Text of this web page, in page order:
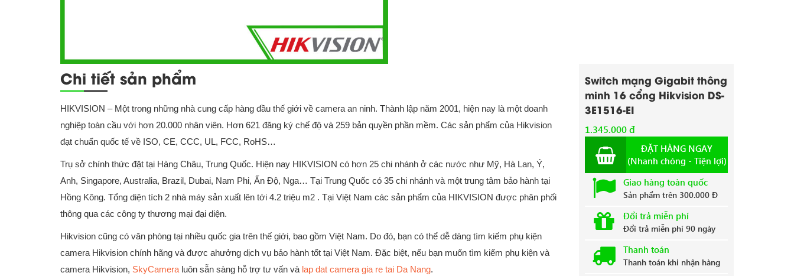
Chi tiết sản phẩm
HIKVISION – Một trong những nhà cung cấp hàng đầu thế giới về camera an ninh. Thành lập năm 2001, hiện nay là một doanh
nghiệp toàn cầu với hơn 20.000 nhân viên. Hơn 621 đăng ký chế độ và 259 bản quyền phần mềm. Các sản phẩm của Hikvision
đạt chuẩn quốc tế về ISO, CE, CCC, UL, FCC, RoHS…
Trụ sở chính thức đặt tại Hàng Châu, Trung Quốc. Hiện nay HIKVISION có hơn 25 chi nhánh ở các nước như Mỹ, Hà Lan, Ý,
Anh, Singapore, Australia, Brazil, Dubai, Nam Phi, Ấn Độ, Nga… Tại Trung Quốc có 35 chi nhánh và một trung tâm bảo hành tại
Hồng Kông. Tổng diện tích 2 nhà máy sản xuất lên tới 4.2 triệu m2 . Tại Việt Nam các sản phẩm của HIKVISION được phân phối
thông qua các công ty thương mại đại diện.
Hikvision cũng có văn phòng tại nhiều quốc gia trên thế giới, bao gồm Việt Nam. Do đó, bạn có thể dễ dàng tìm kiếm phụ kiện
camera Hikvision chính hãng và được ahưởng dịch vụ bảo hành tốt tại Việt Nam. Đặc biệt, nếu bạn muốn tìm kiếm phụ kiện và
camera Hikvision, SkyCamera luôn sẵn sàng hỗ trợ tư vấn và lap dat camera gia re tai Da Nang.
Switch mạng Gigabit thông
minh 16 cổng Hikvision DS-
3E1516-EI
1.345.000 đ
ĐẶT HÀNG NGAY
(Nhanh chóng - Tiện lợi)
Giao hàng toàn quốc
Sản phẩm trên 300.000 Đ
Đổi trả miễn phí
Đổi trả miễn phí 90 ngày
Thanh toán
Thanh toán khi nhận hàng